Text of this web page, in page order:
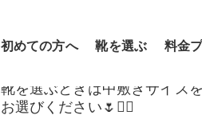
初めての方へ 靴を選ぶ 料金